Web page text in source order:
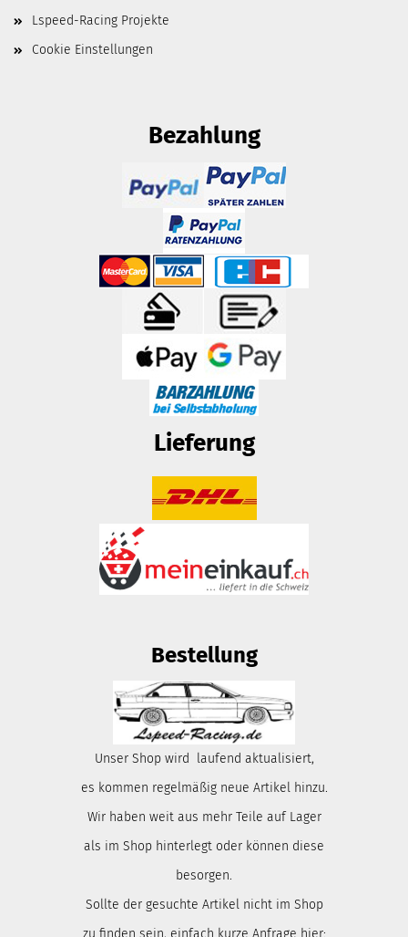
Lspeed-Racing Projekte
Cookie Einstellungen
Bezahlung
Lieferung
Bestellung
Unser Shop wird laufend aktualisiert,
es kommen regelmäßig neue Artikel hinzu.
Wir haben weit aus mehr Teile auf Lager
als im Shop hinterlegt oder können diese
besorgen.
Sollte der gesuchte Artikel nicht im Shop
zu finden sein, einfach kurze Anfrage hier: